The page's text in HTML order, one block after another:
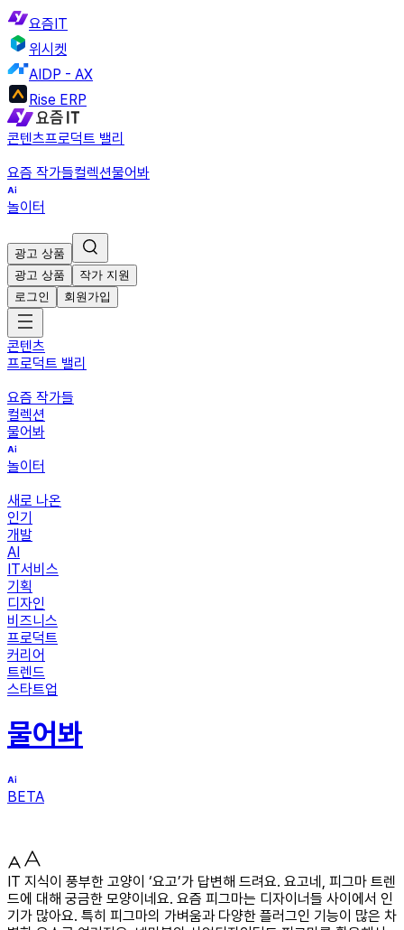
요즘IT
위시켓
AIDP - AX
Rise ERP
콘텐츠프로덕트 밸리
요즘 작가들컬렉션물어봐
놀이터
광고 상품
광고 상품
작가 지원
로그인
회원가입
콘텐츠
프로덕트 밸리
요즘 작가들
컬렉션
물어봐
놀이터
새로 나온
인기
개발
AI
IT서비스
기획
디자인
비즈니스
프로덕트
커리어
트렌드
스타트업
물어봐
BETA
IT 지식이 풍부한 고양이 ‘요고’가 답변해 드려요. 요고네, 피그마 트렌
드에 대해 궁금한 모양이네요. 요즘 피그마는 디자이너들 사이에서 인
기가 많아요. 특히 피그마의 가벼움과 다양한 플러그인 기능이 많은 차